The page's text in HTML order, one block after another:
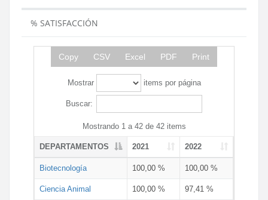
% SATISFACCIÓN
Copy CSV Excel PDF Print
Mostrar items por página
Buscar:
Mostrando 1 a 42 de 42 items
DEPARTAMENTOS 2021 2022
Biotecnología 100,00 % 100,00 %
Ciencia Animal 100,00 % 97,41 %